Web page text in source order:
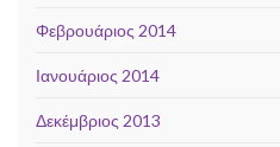
Φεβρουάριος 2014
Ιανουάριος 2014
Δεκέμβριος 2013